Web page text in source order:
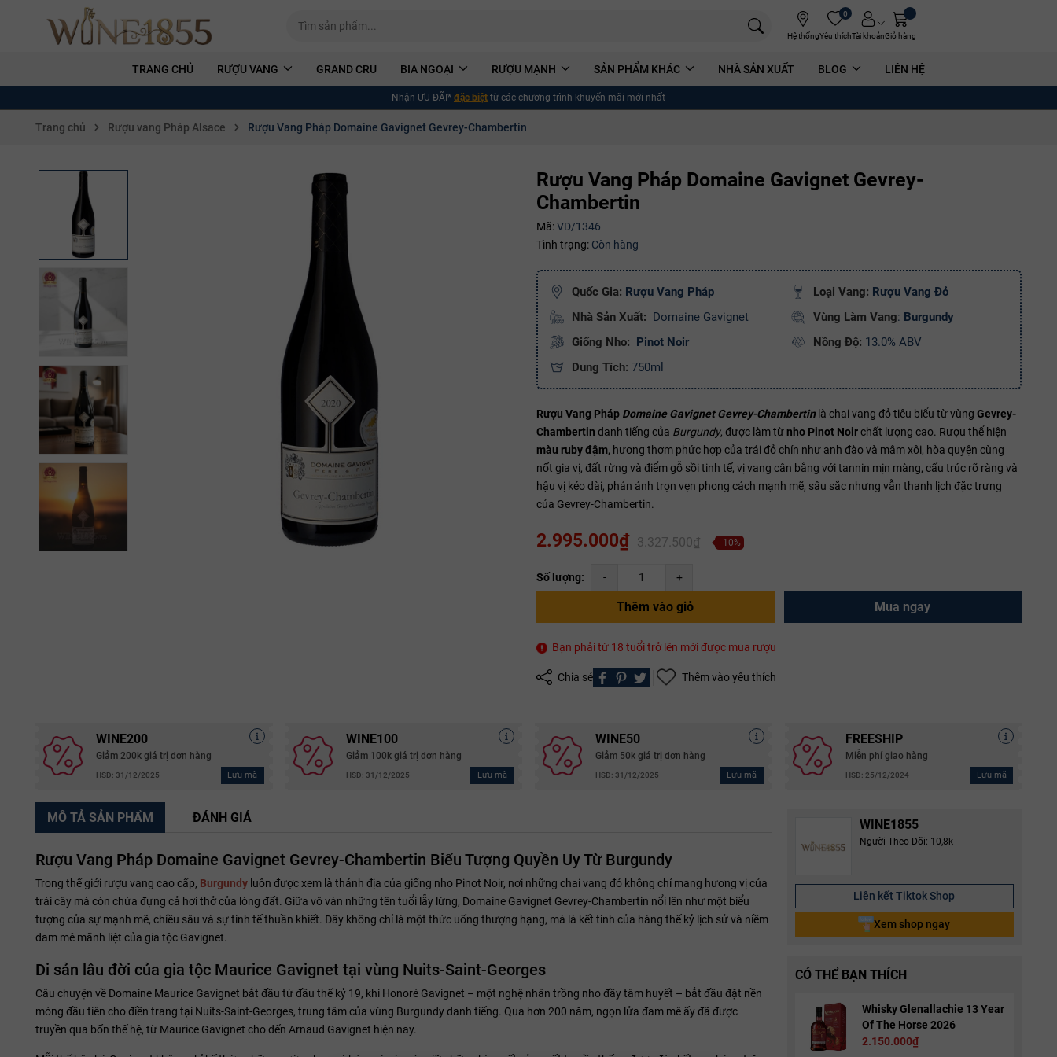
Hệ thống
0
Yêu thíchTài khoảnGiỏ hàng
TRANG CHỦ RƯỢU VANG GRAND CRU BIA NGOẠI RƯỢU MẠNH SẢN PHẨM KHÁC NHÀ SẢN XUẤT BLOG LIÊN HỆ
Nhận ƯU ĐÃI* đặc biệt từ các chương trình khuyến mãi mới nhất
Trang chủ Rượu vang Pháp Alsace Rượu Vang Pháp Domaine Gavignet Gevrey-Chambertin
Rượu Vang Pháp Domaine Gavignet Gevrey-
Chambertin
Mã:VD/1346
Tình trạng: Còn hàng
Quốc Gia: Rượu Vang Pháp Loại Vang: Rượu Vang Đỏ
Nhà Sản Xuất: Domaine Gavignet Vùng Làm Vang: Burgundy
Giống Nho: Pinot Noir Nồng Độ: 13.0% ABV
Dung Tích: 750ml
Rượu Vang Pháp Domaine Gavignet Gevrey-Chambertinlà chai vang đỏ tiêu biểu từ vùng Gevrey-
Chambertin danh tiếng của Burgundy, được làm từnho Pinot Noirchất lượng cao. Rượu thể hiện
màu ruby đậm, hương thơm phức hợp của trái đỏ chín như anh đào và mâm xôi, hòa quyện cùng
nốt gia vị, đất rừng và điểm gỗ sồi tinh tế, vị vang cân bằng với tannin mịn màng, cấu trúc rõ ràng và
hậu vị kéo dài, phản ánh trọn vẹn phong cách mạnh mẽ, sâu sắc nhưng vẫn thanh lịch đặc trưng
của Gevrey-Chambertin.
2.995.000₫ 3.327.500₫ - 10%
Số lượng: - +
Thêm vào giỏ Mua ngay
Bạn phải từ 18 tuổi trở lên mới được mua rượu
Chia sẻ Thêm vào yêu thích
WINE200
Giảm 200k giá trị đơn hàng
HSD: 31/12/2025 Lưu mã
WINE100
Giảm 100k giá trị đơn hàng
HSD: 31/12/2025 Lưu mã
WINE50
Giảm 50k giá trị đơn hàng
HSD: 31/12/2025 Lưu mã
FREESHIP
Miễn phí giao hàng
HSD: 25/12/2024 Lưu mã
Mã giảm giá:
Ngày hết hạn:
Copy mã và nhập mã ở trang
WINE1855
Người Theo Dõi: 10,8k
Liên kết Tiktok Shop
Xem shop ngay
CÓ THỂ BẠN THÍCH
Whisky Glenallachie 13 Year
Of The Horse 2026
2.150.000₫
MÔ TẢ SẢN PHẨM ĐÁNH GIÁ
Rượu Vang Pháp Domaine Gavignet Gevrey-Chambertin Biểu Tượng Quyền Uy Từ Burgundy
Trong thế giới rượu vang cao cấp, Burgundy luôn được xem là thánh địa của giống nho Pinot Noir, nơi những chai vang đỏ không chỉ mang hương vị của
trái cây mà còn chứa đựng cả hơi thở của lòng đất. Giữa vô vàn những tên tuổi lẫy lừng, Domaine Gavignet Gevrey-Chambertin nổi lên như một biểu
tượng của sự mạnh mẽ, chiều sâu và sự tinh tế thuần khiết. Đây không chỉ là một thức uống thượng hạng, mà là kết tinh của hàng thế kỷ lịch sử và niềm
đam mê mãnh liệt của gia tộc Gavignet.
Di sản lâu đời của gia tộc Maurice Gavignet tại vùng Nuits-Saint-Georges
Câu chuyện về Domaine Maurice Gavignet bắt đầu từ đầu thế kỷ 19, khi Honoré Gavignet – một nghệ nhân trồng nho đầy tâm huyết – bắt đầu đặt nền
móng đầu tiên cho điền trang tại Nuits-Saint-Georges, trung tâm của vùng Burgundy danh tiếng. Qua hơn 200 năm, ngọn lửa đam mê ấy đã được
truyền qua bốn thế hệ, từ Maurice Gavignet cho đến Arnaud Gavignet hiện nay.